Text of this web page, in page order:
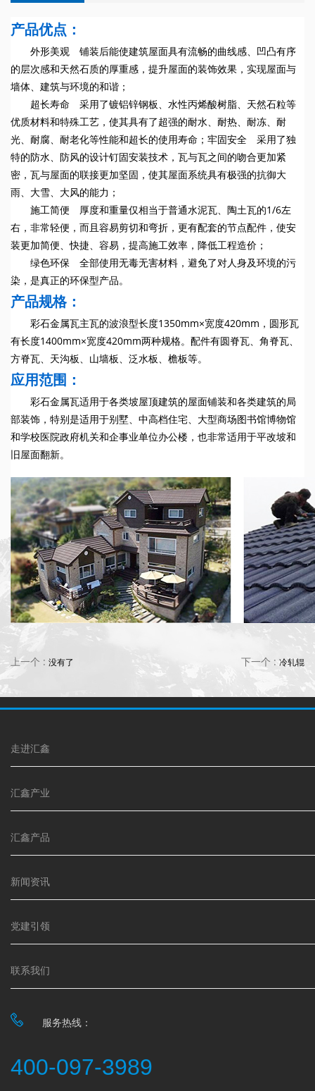
产品优点：
外形美观 铺装后能使建筑屋面具有流畅的曲线感、凹凸有序
的层次感和天然石质的厚重感，提升屋面的装饰效果，实现屋面与
墙体、建筑与环境的和谐；
超长寿命 采用了镀铝锌钢板、水性丙烯酸树脂、天然石粒等
优质材料和特殊工艺，使其具有了超强的耐水、耐热、耐冻、耐
光、耐腐、耐老化等性能和超长的使用寿命；牢固安全 采用了独
特的防水、防风的设计钉固安装技术，瓦与瓦之间的吻合更加紧
密，瓦与屋面的联接更加坚固，使其屋面系统具有极强的抗御大
雨、大雪、大风的能力；
施工简便 厚度和重量仅相当于普通水泥瓦、陶土瓦的1/6左
右，非常轻便，而且容易剪切和弯折，更有配套的节点配件，使安
装更加简便、快捷、容易，提高施工效率，降低工程造价；
绿色环保 全部使用无毒无害材料，避免了对人身及环境的污
染，是真正的环保型产品。
产品规格：
彩石金属瓦主瓦的波浪型长度1350mm×宽度420mm，圆形瓦
有长度1400mm×宽度420mm两种规格。配件有圆脊瓦、角脊瓦、
方脊瓦、天沟板、山墙板、泛水板、檐板等。
应用范围：
彩石金属瓦适用于各类坡屋顶建筑的屋面铺装和各类建筑的局
部装饰，特别是适用于别墅、中高档住宅、大型商场图书馆博物馆
和学校医院政府机关和企事业单位办公楼，也非常适用于平改坡和
旧屋面翻新。
上一个 : 没有了 下一个 : 冷轧辊
走进汇鑫
汇鑫产业
汇鑫产品
新闻资讯
党建引领
联系我们
服务热线：
400-097-3989